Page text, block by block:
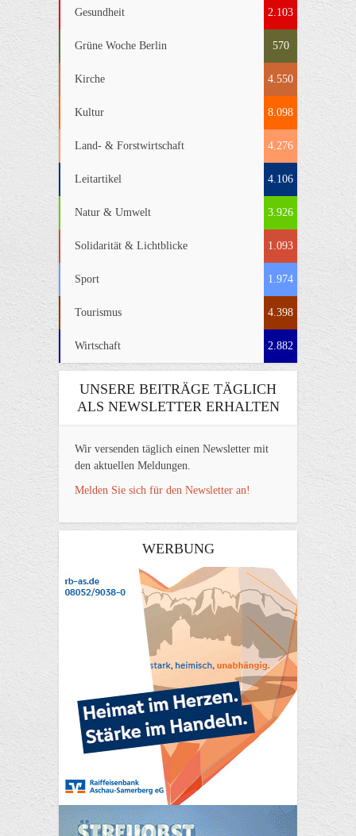
Gesundheit 2.103
Grüne Woche Berlin 570
Kirche 4.550
Kultur 8.098
Land- & Forstwirtschaft 4.276
Leitartikel 4.106
Natur & Umwelt 3.926
Solidarität & Lichtblicke 1.093
Sport 1.974
Tourismus 4.398
Wirtschaft 2.882
UNSERE BEITRÄGE TÄGLICH
ALS NEWSLETTER ERHALTEN
Wir versenden täglich einen Newsletter mit
den aktuellen Meldungen.
Melden Sie sich für den Newsletter an!
WERBUNG